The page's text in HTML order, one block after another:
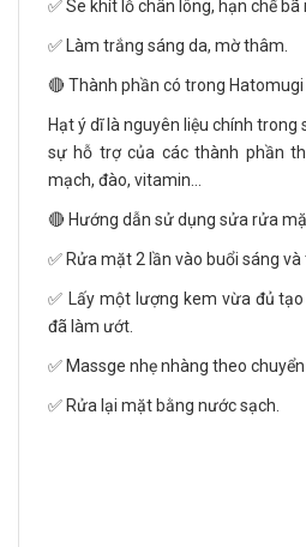
✅ Se khít lỗ chân lông, hạn chế bã
✅ Làm trắng sáng da, mờ thâm.
🔴 Thành phần có trong Hatomugi
Hạt ý dĩ là nguyên liệu chính
sự hỗ trợ của các thành phần
mạch, đào, vitamin…
🔴 Hướng dẫn sử dụng sửa rửa
✅ Rửa mặt 2 lần vào buổi sáng và
✅ Lấy một lượng kem vừa đủ
đã làm ướt.
✅ Massge nhẹ nhàng theo
✅ Rửa lại mặt bằng nước sạch.